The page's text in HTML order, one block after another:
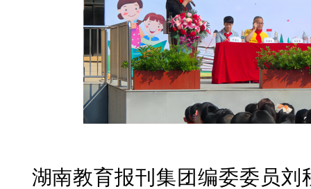
湖南教育报刊集团编委委员